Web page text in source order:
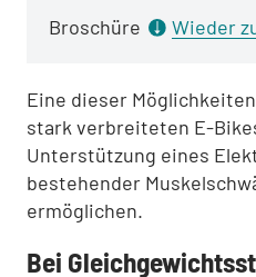
Broschüre Wieder
Eine dieser
stark verbreiteten E-
Unterstützung eines
bestehender
ermöglichen.
Bei